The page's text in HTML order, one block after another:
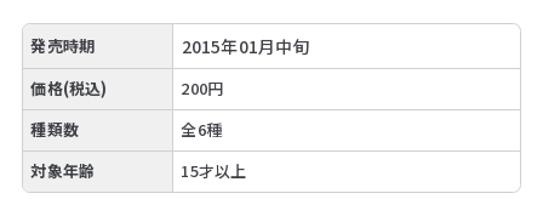
発売時期 2015年01月中旬
価格(税込)
200円
種類数
全6種
対象年齢
15才以上